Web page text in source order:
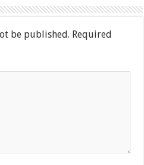
be published. Required